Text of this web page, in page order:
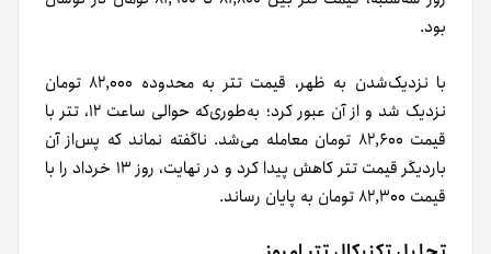
بود.
با نزدیک‌شدن به ظهر، قیمت تتر به محدوده ۸۲,۰۰۰ تومان
نزدیک شد و از آن عبور کرد؛ به‌طوری‌که حوالی ساعت ۱۲، تتر با
قیمت ۸۲,۶۰۰ تومان معامله می‌شد. ناگفته نماند که پس‌از آن
باردیگر قیمت تتر کاهش پیدا کرد و در نهایت، روز ۱۳ خرداد را با
قیمت ۸۲,۳۰۰ تومان به پایان رساند.